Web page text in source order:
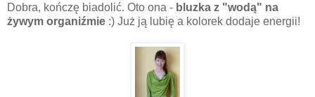
Dobra, kończę biadolić. Oto ona - bluzka z "wodą" na
żywym organiźmie :) Już ją lubię a kolorek dodaje energii!